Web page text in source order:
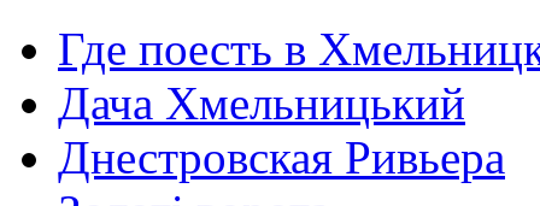
Где поесть в
Дача Хмельницький
Днестровская Ривьера